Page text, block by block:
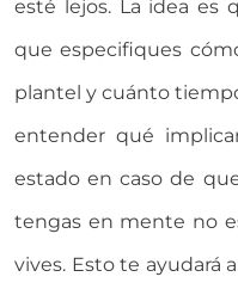
esté lejos. La idea es
que especifiques
plantel y cuánto
entender qué
estado en caso de
tengas en mente no
vives. Esto te ayudará